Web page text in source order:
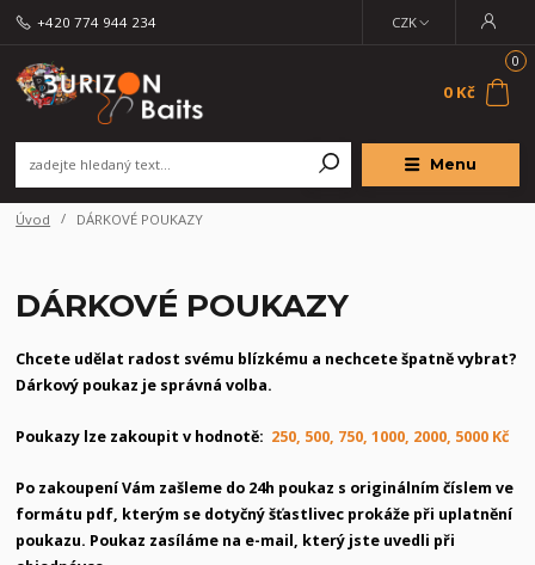
Menu
CZK
+420 774 944 234
0
0 Kč
Úvod DÁRKOVÉ POUKAZY
DÁRKOVÉ POUKAZY
Chcete udělat radost svému blízkému a nechcete špatně vybrat?
Dárkový poukaz je správná volba.
Poukazy lze zakoupit v hodnotě: 250, 500, 750, 1000, 2000, 5000 Kč
Po zakoupení Vám zašleme do 24h poukaz s originálním číslem ve
formátu pdf, kterým se dotyčný šťastlivec prokáže při uplatnění
poukazu. Poukaz zasíláme na e-mail, který jste uvedli při